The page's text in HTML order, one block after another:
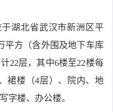
湖北省武汉市新洲区平
平方（含外围及地下车库
22层，其中6楼至22楼每
裙楼（4层）、院内、地
字楼、办公楼。